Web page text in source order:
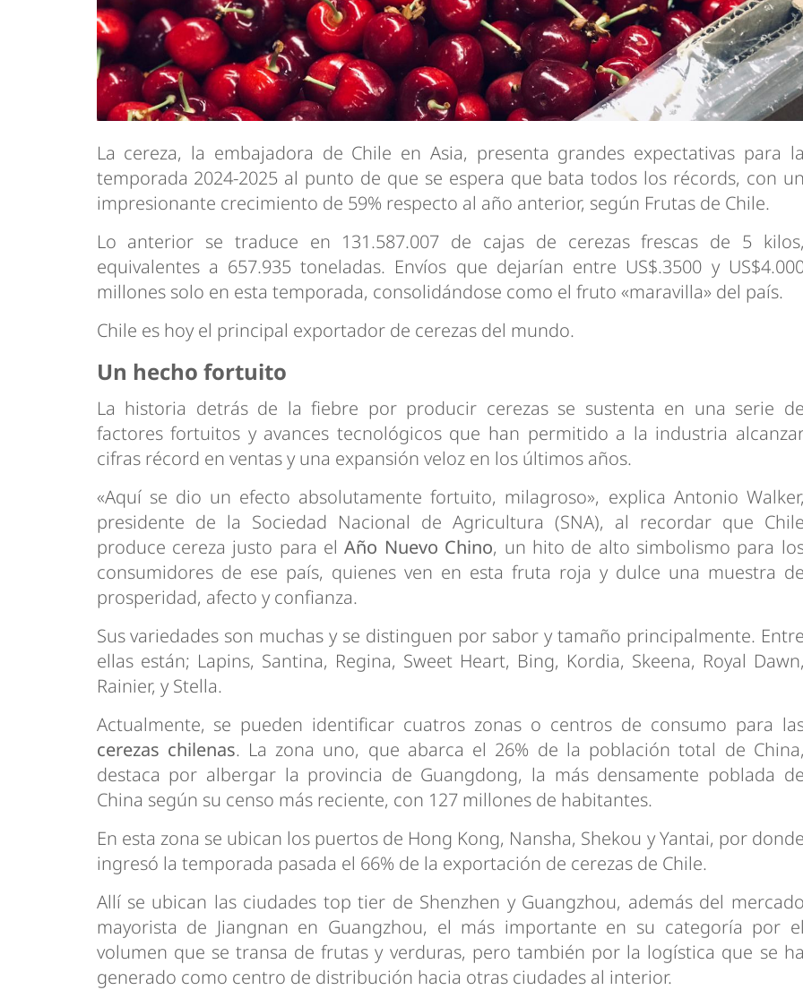
La cereza, la embajadora de Chile en Asia, presenta grandes expectativas para la
temporada 2024-2025 al punto de que se espera que bata todos los récords, con un
impresionante crecimiento de 59% respecto al año anterior, según Frutas de Chile.
Lo anterior se traduce en 131.587.007 de cajas de cerezas frescas de 5 kilos,
equivalentes a 657.935 toneladas. Envíos que dejarían entre US$.3500 y
millones solo en esta temporada, consolidándose como el fruto «maravilla» del país.
Chile es hoy el principal exportador de cerezas del mundo.
Un hecho fortuito
La historia detrás de la fiebre por producir cerezas se sustenta en una serie de
factores fortuitos y avances tecnológicos que han permitido a la industria
cifras récord en ventas y una expansión veloz en los últimos años.
«Aquí se dio un efecto absolutamente fortuito, milagroso», explica Antonio Walker,
presidente de la Sociedad Nacional de Agricultura (SNA), al recordar que Chile
produce cereza justo para elAño Nuevo Chino, un hito de alto simbolismo para
consumidores de ese país, quienes ven en esta fruta roja y dulce una muestra de
prosperidad, afecto y confianza.
Sus variedades son muchas y se distinguen por sabor y tamaño principalmente. Entre
ellas están; Lapins, Santina, Regina, Sweet Heart, Bing, Kordia, Skeena, Royal Dawn,
Rainier, y Stella.
Actualmente, se pueden identificar cuatros zonas o centros de consumo para
cerezas chilenas. La zona uno, que abarca el 26% de la población total de China,
destaca por albergar la provincia de Guangdong, la más densamente poblada de
China según su censo más reciente, con 127 millones de habitantes.
En esta zona se ubican los puertos de Hong Kong, Nansha, Shekou y Yantai, por donde
ingresó la temporada pasada el 66% de la exportación de cerezas de Chile.
Allí se ubican las ciudades top tier de Shenzhen y Guangzhou, además del mercado
mayorista de Jiangnan en Guangzhou, el más importante en su categoría por el
volumen que se transa de frutas y verduras, pero también por la logística que se ha
generado como centro de distribución hacia otras ciudades al interior.